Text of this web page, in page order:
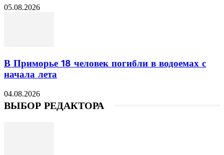
05.08.2026
В Приморье 18 человек погибли в водоемах с
начала лета
04.08.2026
ВЫБОР РЕДАКТОРА